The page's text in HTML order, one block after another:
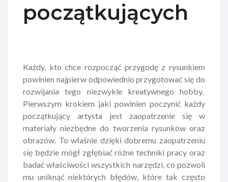
początkujących
Każdy, kto chce rozpocząć przygodę z rysunkiem
powinien najpierw odpowiednio przygotować się do
rozwijania tego niezwykle kreatywnego hobby.
Pierwszym krokiem jaki powinien poczynić każdy
początkujący artysta jest zaopatrzenie się w
materiały niezbędne do tworzenia rysunków oraz
obrazów. To właśnie dzięki dobremu zaopatrzeniu
się będzie mógł zgłębiać różne techniki pracy oraz
badać właściwości wszystkich narzędzi, co pozwoli
mu uniknąć niektórych błędów, które tak często